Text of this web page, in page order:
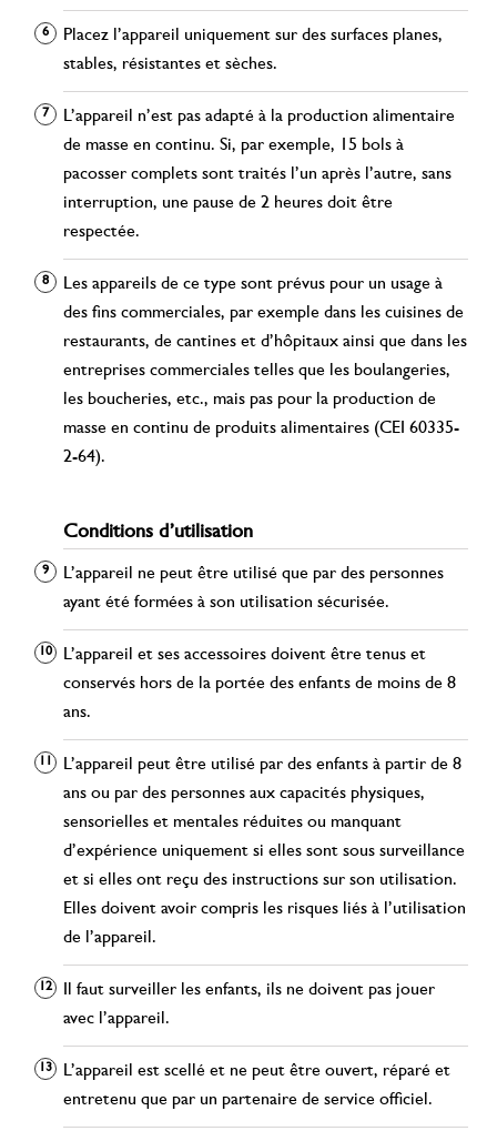
Placez l’appareil uniquement sur des surfaces planes,
stables, résistantes et sèches.
L’appareil n’est pas adapté à la production alimentaire
de masse en continu. Si, par exemple, 15 bols à
pacosser complets sont traités l’un après l’autre, sans
interruption, une pause de 2 heures doit être
respectée.
Les appareils de ce type sont prévus pour un usage à
des fins commerciales, par exemple dans les cuisines de
restaurants, de cantines et d’hôpitaux ainsi que dans les
entreprises commerciales telles que les boulangeries,
les boucheries, etc., mais pas pour la production de
masse en continu de produits alimentaires (CEI 60335-
2-64).
Conditions d’utilisation
L’appareil ne peut être utilisé que par des personnes
ayant été formées à son utilisation sécurisée.
L’appareil et ses accessoires doivent être tenus et
conservés hors de la portée des enfants de moins de 8
ans.
L’appareil peut être utilisé par des enfants à partir de 8
ans ou par des personnes aux capacités physiques,
sensorielles et mentales réduites ou manquant
d’expérience uniquement si elles sont sous surveillance
et si elles ont reçu des instructions sur son utilisation.
Elles doivent avoir compris les risques liés à l’utilisation
de l’appareil.
Il faut surveiller les enfants, ils ne doivent pas jouer
avec l’appareil.
L’appareil est scellé et ne peut être ouvert, réparé et
entretenu que par un partenaire de service officiel.